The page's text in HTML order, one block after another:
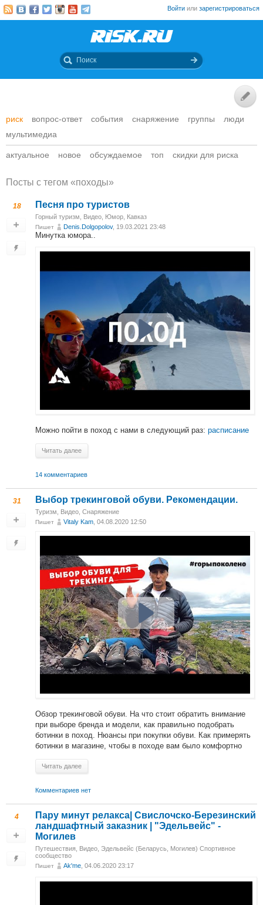
Войти или зарегистрироваться
риск вопрос-ответ события снаряжение группы
люди
мультимедиа
актуальное новое обсуждаемое топ скидки для риска
Посты c тегом «походы»
18 Песня про туристов
Горный туризм Видео Юмор Кавказ
Пишет Denis.Dolgopolov, 19.03.2021 23:48
Минутка юмора..
Можно пойти в поход с нами в следующий раз: расписание
Читать далее
14 комментариев
31 Выбор трекинговой обуви. Рекомендации.
Туризм Видео Снаряжение
Пишет Vitaly Kam , 04.08.2020 12:50
Обзор трекинговой обуви. На что стоит обратить внимание
при выборе бренда и модели, как правильно подобрать
ботинки в поход. Нюансы при покупки обуви. Как примерять
ботинки в магазине, чтобы в походе вам было комфортно
Читать далее
Комментариев нет
4
Пару минут релакса| Свислочско-Березинский
ландшафтный заказник | "Эдельвейс" -
Могилев
Путешествия Видео Эдельвейс (Беларусь, Могилев) Спортивное
сообщество
Пишет Ak'me , 04.06.2020 23:17